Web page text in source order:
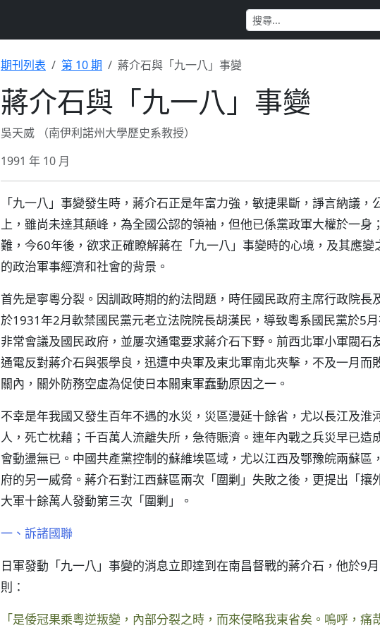
期刊列表 第 10 期 蔣介石與「九一八」事變
蔣介石與「九一八」事變
吳天威 （南伊利諾州大學歷史系教授）
1991 年 10 月
「九一八」事變發生時，蔣介石正是年富力強，敏捷果斷，諍言納議，
上，雖尚未達其顛峰，為全國公認的領袖，但他已係黨政軍大權於一身
難，今60年後，欲求正確瞭解蔣在「九一八」事變時的心境，及其應變
的政治軍事經濟和社會的背景。
首先是寧粵分裂。因訓政時期的約法問題，時任國民政府主席行政院長
於1931年2月軟禁國民黨元老立法院院長胡漢民，導致粵系國民黨於5
非常會議及國民政府，並屢次通電要求蔣介石下野。前西北軍小軍閥石
通電反對蔣介石與張學良，迅遭中央軍及東北軍南北夾擊，不及一月而
關內，關外防務空虛為促使日本關東軍蠢動原因之一。
不幸是年我國又發生百年不遇的水災，災區漫延十餘省，尤以長江及淮
人，死亡枕藉；千百萬人流離失所，急待賑濟。連年內戰之兵災早已造
會動盪無已。中國共產黨控制的蘇維埃區域，尤以江西及鄂豫皖兩蘇區
府的另一威脅。蔣介石對江西蘇區兩次「圍剿」失敗之後，更提出「攘
大軍十餘萬人發動第三次「圍剿」。
一、訴諸國聯
日軍發動「九一八」事變的消息立即達到在南昌督戰的蔣介石，他於9
則：
「是倭冠果乘粵逆叛變，內部分裂之時，而來侵略我東省矣。嗚呼，